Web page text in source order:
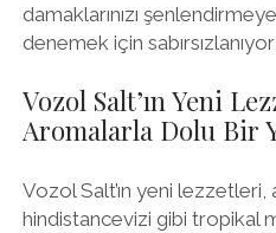
damaklarınızı
denemek için
Vozol Salt’ın Yeni
Aromalarla Dolu Bir
Vozol Salt’ın yeni
hindistancevizi gibi tropikal